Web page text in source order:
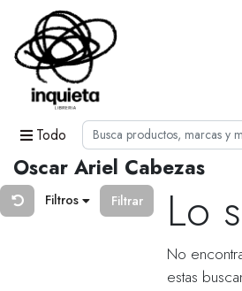
Todo
Oscar Ariel Cabezas
Filtros Filtrar Lo
No
estas